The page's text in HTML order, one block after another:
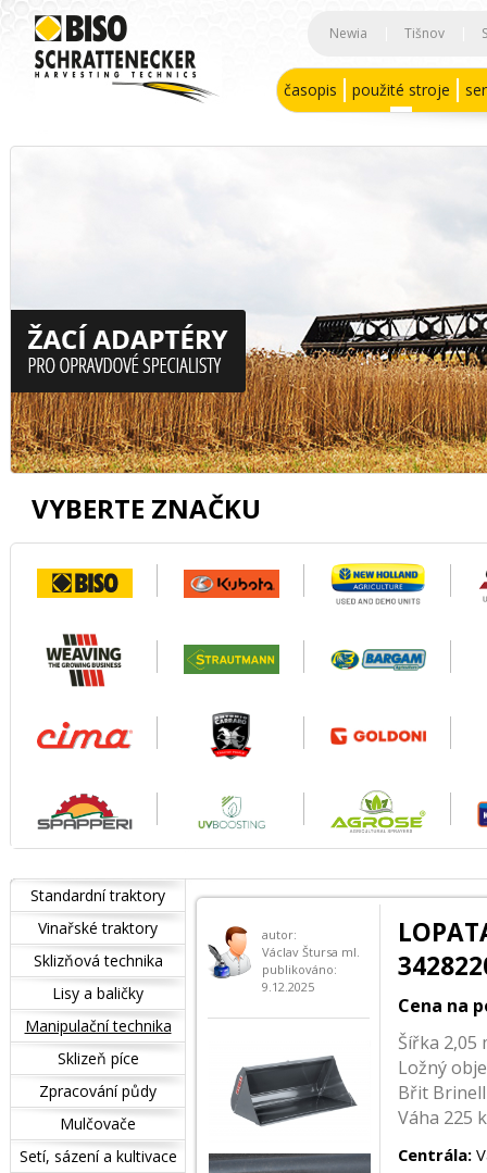
Newia Tišnov
časopis použité stroje
VYBERTE ZNAČKU
autor:
Václav Štursa ml.
publikováno:
9.12.2025
Cena na
Šířka 2,05
Ložný
Břit Brinell
Váha 225
Centrála:
Standardní traktory
Vinařské traktory
Sklizňová technika
Lisy a baličky
Manipulační technika
Sklizeň píce
Zpracování půdy
Mulčovače
Setí, sázení a kultivace